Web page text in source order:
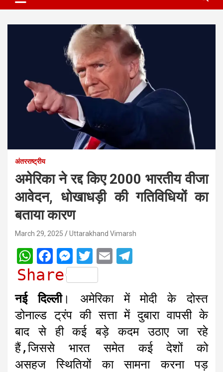
अंतरराष्ट्रीय
अमेरिका ने रद्द किए 2000 भारतीय वीजा
आवेदन, धोखाधड़ी की गतिविधियों का
बताया कारण
March 29, 2025 Uttarakhand Vimarsh
W
h
a
t
s
A
p
p
F
a
c
e
b
o
o
k
M
e
s
s
e
n
g
e
T
w
i
t
t
e
E
i
l
e
g
r
a
m
Share
नई दिल्ली। अमेरिका में मोदी के दोस्त
डोनाल्ड ट्रंप की सत्ता में दुबारा वापसी के
बाद से ही कई बड़े कदम उठाए जा रहे
हैं,जिससे भारत समेत कई देशों को
असहज स्थितियों का सामना करना पड़